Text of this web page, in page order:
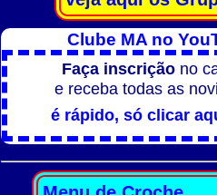
Clube MA no
Faça inscrição no
e receba todas as
é rápido, só clicar